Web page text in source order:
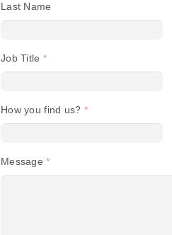
Last Name
Job Title
How you find us?
Message